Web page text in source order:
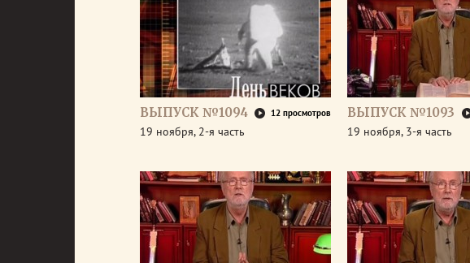
ВЫПУСК №1094 12 просмотров
19 ноября, 2-я часть
ВЫПУСК №1093
19 ноября, 3-я часть